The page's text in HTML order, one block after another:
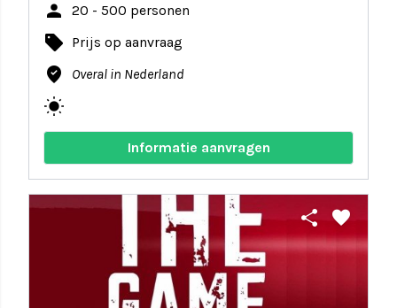
person 20 - 500 personen
local_offer Prijs op aanvraag
where_to_vote Overal in Nederland
wb_sunny
Informatie aanvragen
share favorite